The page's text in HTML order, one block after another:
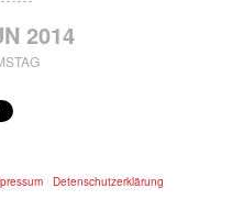
2014
| Detenschutzerklärung